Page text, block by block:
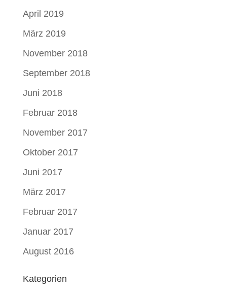
April 2019
März 2019
November 2018
September 2018
Juni 2018
Februar 2018
November 2017
Oktober 2017
Juni 2017
März 2017
Februar 2017
Januar 2017
August 2016
Kategorien